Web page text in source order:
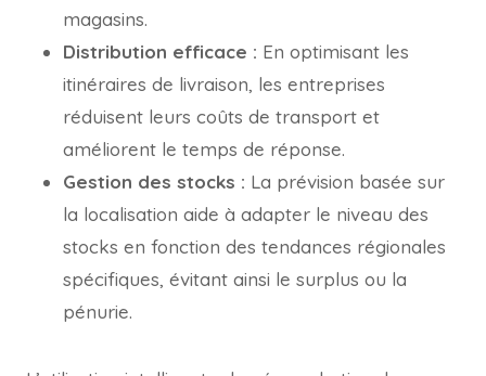
magasins.
Distribution efficace : En optimisant les
itinéraires de livraison, les entreprises
réduisent leurs coûts de transport et
améliorent le temps de réponse.
Gestion des stocks : La prévision basée sur
la localisation aide à adapter le niveau des
stocks en fonction des tendances régionales
spécifiques, évitant ainsi le surplus ou la
pénurie.